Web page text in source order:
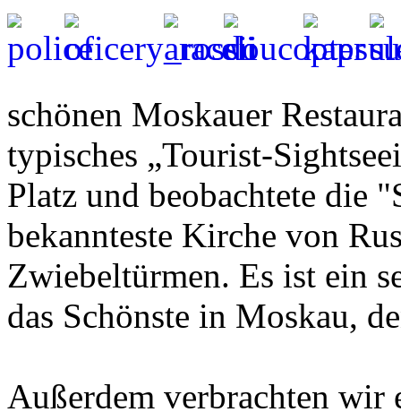
schönen Moskauer
typisches „Tourist-
Platz und beobachtete die
bekannteste Kirche von
Zwiebeltürmen. Es ist ein
das Schönste in Moskau,
Außerdem verbrachten wir